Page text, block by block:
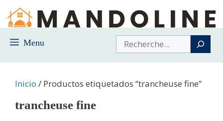
Saltar
contenido
Menu Buscar
Inicio / Productos etiquetados “trancheuse fine”
trancheuse fine